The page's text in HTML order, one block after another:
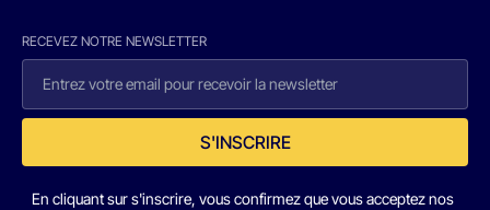
RECEVEZ NOTRE NEWSLETTER
S'INSCRIRE
En cliquant sur s'inscrire, vous confirmez que vous acceptez nos